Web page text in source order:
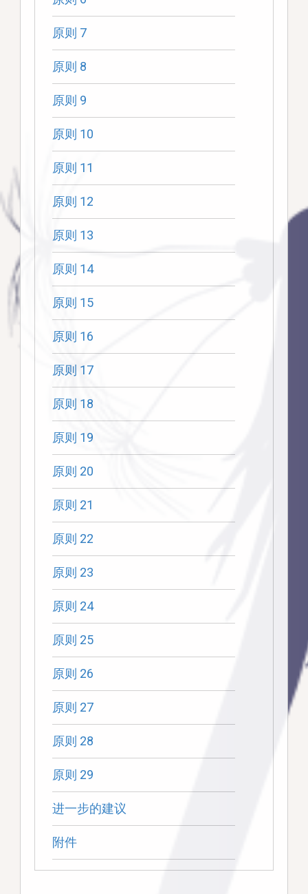
原则 7
原则 8
原则 9
原则 10
原则 11
原则 12
原则 13
原则 14
原则 15
原则 16
原则 17
原则 18
原则 19
原则 20
原则 21
原则 22
原则 23
原则 24
原则 25
原则 26
原则 27
原则 28
原则 29
进一步的建议
附件